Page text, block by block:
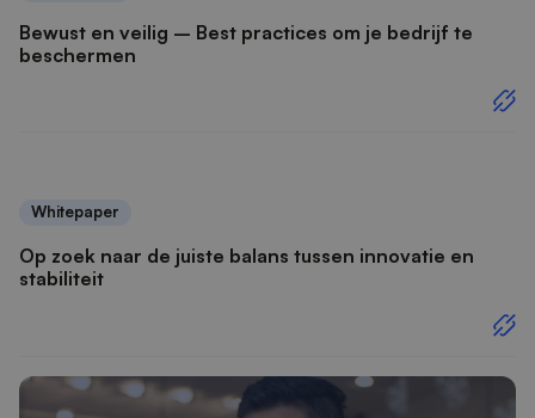
Bewust en veilig – Best practices om je bedrijf te
beschermen
Whitepaper
Op zoek naar de juiste balans tussen innovatie en
stabiliteit